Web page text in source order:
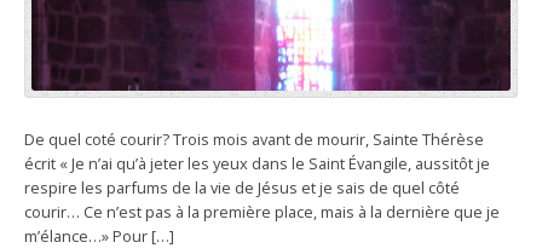
De quel coté courir? Trois mois avant de mourir, Sainte Thérèse
écrit « Je n’ai qu’à jeter les yeux dans le Saint Évangile, aussitôt je
respire les parfums de la vie de Jésus et je sais de quel côté
courir… Ce n’est pas à la première place, mais à la dernière que je
m’élance…» Pour […]